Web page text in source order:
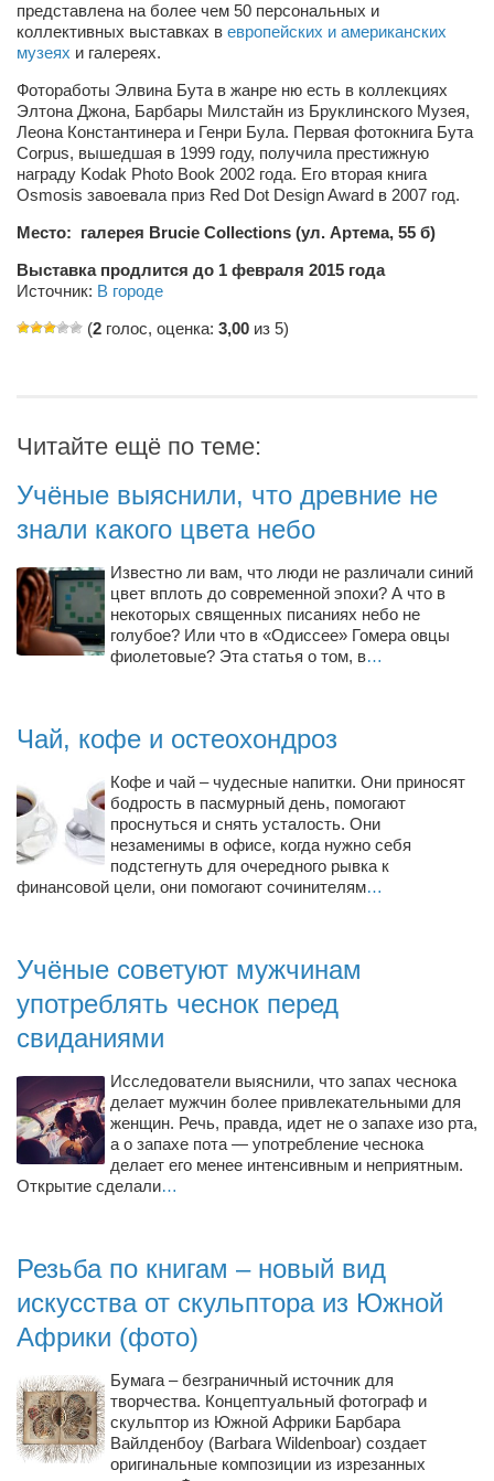
Косметологическое отделение КП Сумская
городская клиническая больница №4
Тенториум -центр независимых дистрибьюторов
Кафе, клубы, рестораны
«Винегрет» — демократичный ресторан
«ЧАЙ — КАВА» магазин — кафе
Магазины
«Павел» — магазин мужской одежды
Туризм
«Траверс» — экипировочный центр
Журналисты
Александр Гвоздик
Александр Кугук
Сергей Коноз
Денис Федченко
Звукорежиссёры
Guitarproduction Studio
Поэты
Режиссёры
Художники
Надія Белокур
Анна Гидора
Леонтий Костур
Римма Миленкова
Сергей Степанов
Анна Черненко
Гостиная
Он и Она
представлена на более чем 50 персональных и
коллективных выставках в европейских и американских
музеях и галереях.
Фотоработы Элвина Бута в жанре ню есть в коллекциях
Элтона Джона, Барбары Милстайн из Бруклинского Музея,
Леона Константинера и Генри Була. Первая фотокнига Бута
Corpus, вышедшая в 1999 году, получила престижную
награду Kodak Photo Book 2002 года. Его вторая книга
Osmosis завоевала приз Red Dot Design Award в 2007 год.
Место: галерея Brucie Collections (ул. Артема, 55 б)
Выставка продлится до 1 февраля 2015 года
Источник: В городе
(2 голос, оценка: 3,00 из 5)
Читайте ещё по теме:
Учёные выяснили, что древние не
знали какого цвета небо
Известно ли вам, что люди не различали синий
цвет вплоть до современной эпохи? А что в
некоторых священных писаниях небо не
голубое? Или что в «Одиссее» Гомера овцы
фиолетовые? Эта статья о том, в…
Чай, кофе и остеохондроз
Кофе и чай – чудесные напитки. Они приносят
бодрость в пасмурный день, помогают
проснуться и снять усталость. Они
незаменимы в офисе, когда нужно себя
подстегнуть для очередного рывка к
финансовой цели, они помогают сочинителям…
Учёные советуют мужчинам
употреблять чеснок перед
свиданиями
Исследователи выяснили, что запах чеснока
делает мужчин более привлекательными для
женщин. Речь, правда, идет не о запахе изо рта,
а о запахе пота — употребление чеснока
делает его менее интенсивным и неприятным.
Открытие сделали…
Резьба по книгам – новый вид
искусства от скульптора из Южной
Африки (фото)
Бумага – безграничный источник для
творчества. Концептуальный фотограф и
скульптор из Южной Африки Барбара
Вайлденбоу (Barbara Wildenboar) создает
оригинальные композиции из изрезанных